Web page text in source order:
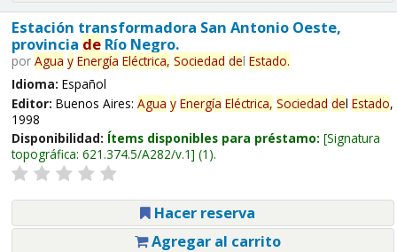
Estación transformadora San Antonio Oeste,
provincia deRío Negro.
por Agua y Energía Eléctrica, Sociedad del Estado.
Idioma: Español
Editor: Buenos Aires: Agua y Energía Eléctrica, Sociedad del Estado,
1998
Disponibilidad: Ítems disponibles para préstamo: Signatura
topográfica: 621.374.5/A282/v.1 (1).
Hacer reserva
Agregar al carrito